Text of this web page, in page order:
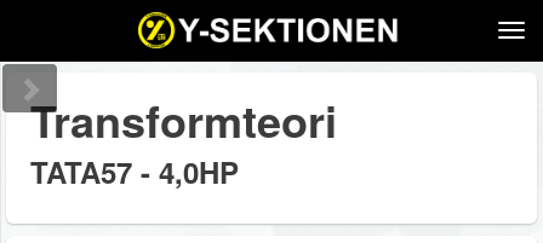
Transformteori
TATA57 - 4,0HP